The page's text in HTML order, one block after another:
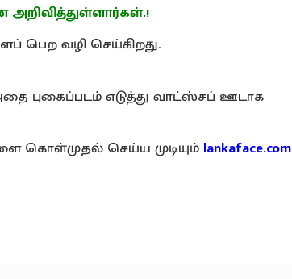
அறிவித்துள்ளார்கள்.!
பெற வழி செய்கிறது.
புகைப்படம் எடுத்து வாட்ஸ்சப் ஊடாக
கொள்முதல் செய்ய முடியும் lankaface.com